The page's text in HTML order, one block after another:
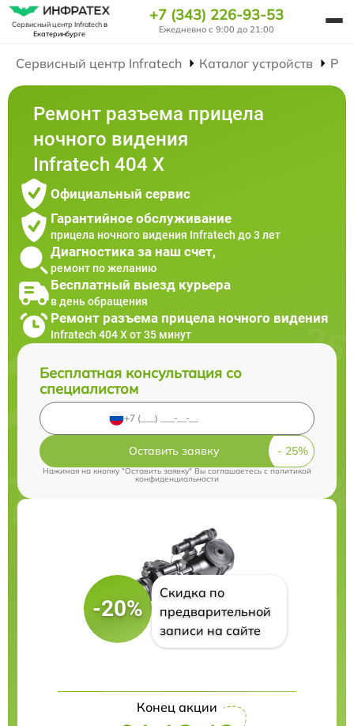
Сервисный центр Infratechв
Екатеринбурге
+7 (343) 226-93-53
Ежедневно с 9:00 до 21:00
Сервисный центр Infratech Каталог устройств
Ремонт разъема прицела
ночного видения
Infratech 404 Х
Официальный сервис
Гарантийное обслуживание
прицела ночного видения Infratech до 3 лет
Диагностика за наш счет,
ремонт по желанию
Бесплатный выезд курьера
в день обращения
Ремонт разъема прицела ночного видения
Infratech 404 Х от 35 минут
Бесплатная консультация со
специалистом
Оставить заявку
Нажимая на кнопку "Оставить заявку" Вы соглашаетесь cполитикой
конфиденциальности
-20%
Скидка по
предварительной
записи на сайте
Конец акции